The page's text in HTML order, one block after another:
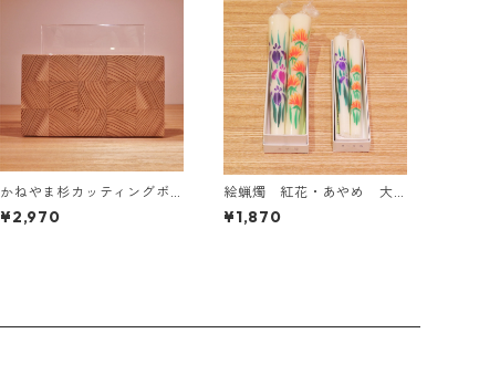
かねやま杉カッティングボ
ード S
¥2,970
絵蝋燭 紅花・あやめ 大
サイズ
¥1,870